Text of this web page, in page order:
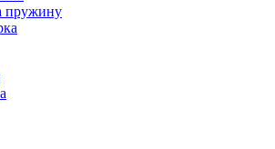
пружину